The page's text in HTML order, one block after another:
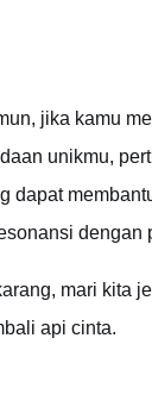
jika kamu
unikmu,
dapat
dengan
mari kita
api cinta.